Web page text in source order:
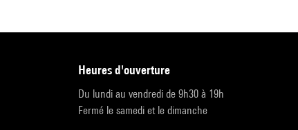
heures d'ouverture
Du lundi au vendredi de 9h30 à 19h
Fermé le samedi et le dimanche